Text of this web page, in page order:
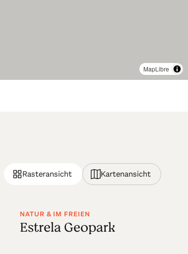
MapLibre
Rasteransicht Kartenansicht
NATUR & IM FREIEN
Estrela Geopark